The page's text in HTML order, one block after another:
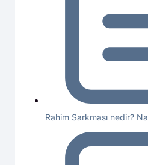
Rahim Sarkması nedir?